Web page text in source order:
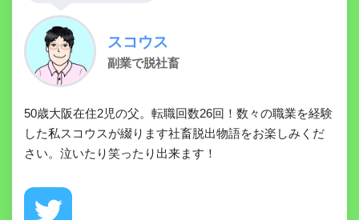
スコウス
副業で脱社畜
50歳大阪在住2児の父。転職回数26回！数々の職業を経験
した私スコウスが綴ります社畜脱出物語をお楽しみくだ
さい。泣いたり笑ったり出来ます！